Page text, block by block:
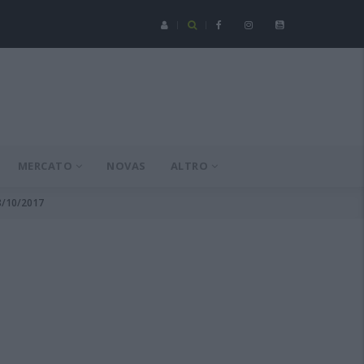
Serie C - Coppa Italia: Spezia-Torres posticipata a domenica 16
MERCATO NOVAS ALTRO
10/2017